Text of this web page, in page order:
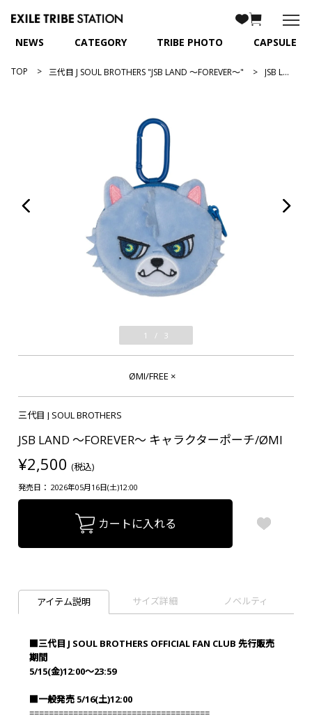
NEWS CATEGORY TRIBE PHOTO CAPSULE
TOP 三代目 J SOUL BROTHERS "JSB LAND ～FOREVER～" JSB LAND ～FOREVER～ キャラクターポーチ/ØMI
1 / 3
ØMI/FREE ×
三代目 J SOUL BROTHERS
JSB LAND ～FOREVER～ キャラクターポーチ/ØMI
¥2,500 (税込)
発売日： 2026年05月16日(土)12:00
カートに入れる
アイテム説明 サイズ詳細 ノベルティ
■三代目 J SOUL BROTHERS OFFICIAL FAN CLUB 先行販売
期間
5/15(金)12:00～23:59
■一般発売 5/16(土)12:00
=====================================